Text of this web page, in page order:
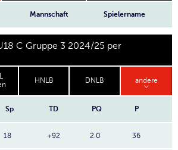
Mannschaft Spielername
C Gruppe 3 2024/25 per
HNLB DNLB andere
Sp TD PQ P
18 +92 2.0 36